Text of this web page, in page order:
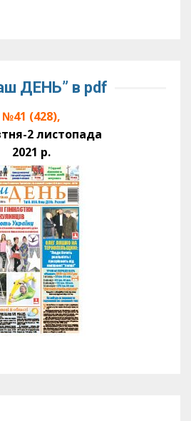
ДЕНЬ” в pdf
№41 (428),
2 листопада
2021 р.